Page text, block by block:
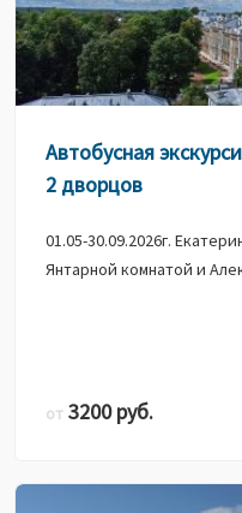
Автобусная
2 дворцов
01.05-30.09.2026г.
Янтарной комнатой и
от 3200 руб.